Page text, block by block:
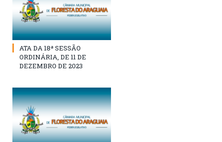
ATA DA 18ª SESSÃO
ORDINÁRIA, DE 11 DE
DEZEMBRO DE 2023